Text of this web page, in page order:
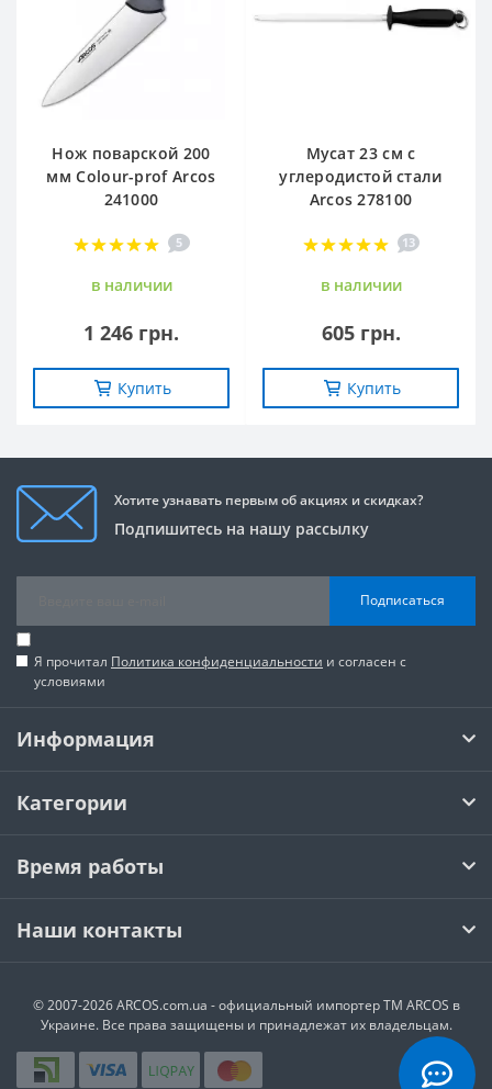
Нож поварской 200
мм Сolour-prof Arcos
241000
5
в наличии
1 246 грн.
Купить
Мусат 23 см с
углеродистой стали
Arcos 278100
13
в наличии
605 грн.
Купить
Хотите узнавать первым об акциях и скидках?
Подпишитесь на нашу рассылку
Подписаться
Я прочитал Политика конфиденциальности и согласен с
условиями
Информация
Категории
Время работы
Наши контакты
© 2007-2026 ARCOS.com.ua - официальный импортер ТМ ARCOS в
Украине. Все права защищены и принадлежат их владельцам.